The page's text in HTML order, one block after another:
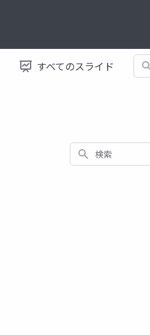
すべてのスライド 検索
検索